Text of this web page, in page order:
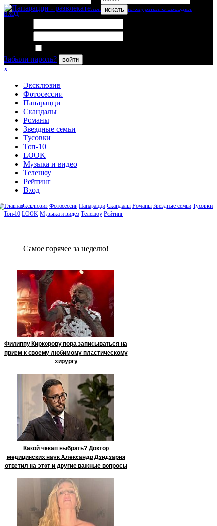
искать
вход
Забыли пароль?
войти
x
Эксклюзив
Фотосессии
Папарацци
Скандалы
Романы
Звездные семьи
Тусовки
Топ-10
LOOK
Музыка и видео
Телешоу
Рейтинг
Вход
Эксклюзив Фотосессии Папарацци Скандалы Романы Звездные семьи Тусовки
Топ-10 LOOK Музыка и видео Телешоу Рейтинг
Сaмое гoрячее за неделю!
Филиппу Киркорову пора записываться на
прием к своему любимому пластическому
хирургу
Какой чекап выбрать? Доктор
медицинских наук Александр Дзидзария
ответил на этот и другие важные вопросы